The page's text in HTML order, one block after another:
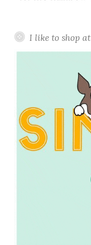
I like to shop at